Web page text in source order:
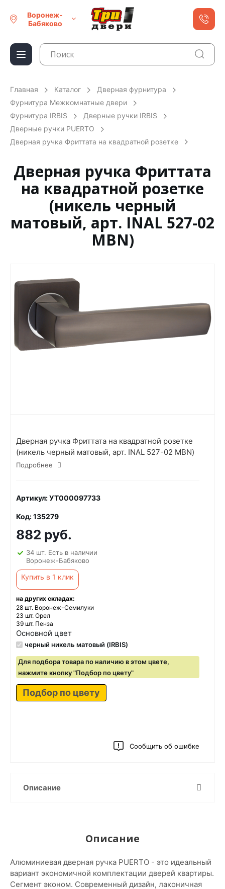
Воронеж-
Бабяково
Главная Каталог
Дверная фурнитура
Фурнитура Межкомнатные двери
Фурнитура IRBIS
Дверные ручки IRBIS
Дверные ручки PUERTO
Дверная ручка Фриттата на квадратной розетке
Дверная ручка Фриттата
на квадратной розетке
(никель черный
матовый, арт. INAL 527-02
MBN)
Дверная ручка Фриттата на квадратной розетке
(никель черный матовый, арт. INAL 527-02 MBN)
Подробнее
Артикул: УТ000097733
Код: 135279
882 руб.
34 шт. Есть в наличии
Воронеж-Бабяково
Купить в 1 клик
на других складах:
28 шт. Воронеж-Семилуки
23 шт. Орел
39 шт. Пенза
Основной цвет
черный никель матовый (IRBIS)
Для подбора товара по наличию в этом цвете,
нажмите кнопку "Подбор по цвету"
Подбор по цвету
Сообщить об ошибке
Описание
Описание
Алюминиевая дверная ручка PUERTO - это идеальный
вариант экономичной комплектации дверей квартиры.
Сегмент эконом. Современный дизайн, лаконичная